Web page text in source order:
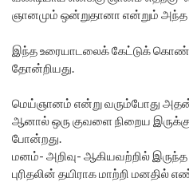
ஞானமும் ஒன்றுதானா என்றும்
இந்த உரையாடலைக் கேட்டுக்
தோன்றியது.
மெய்ஞானம் என்று வரும்போது
ஆனால் ஒரு குவளை நிறைய இருக்கும்
போன்றது.
மனம்- அறிவு- ஆகியவற்றில்
புரிதலின் தயிராக மாற்றி